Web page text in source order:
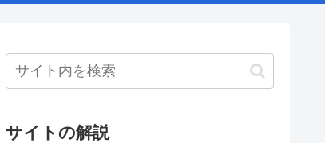
サイトの解説